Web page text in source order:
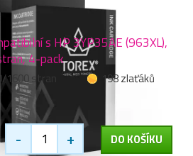
s HP 3YP35AE (963XL),
4-pack
1600 stran
198 zlaťáků
- + DO KOŠÍKU